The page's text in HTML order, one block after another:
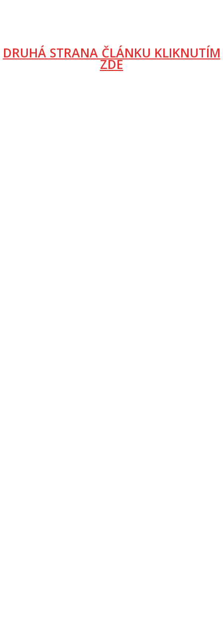
DRUHÁ STRANA ČLÁNKU KLIKNUTÍM
ZDE